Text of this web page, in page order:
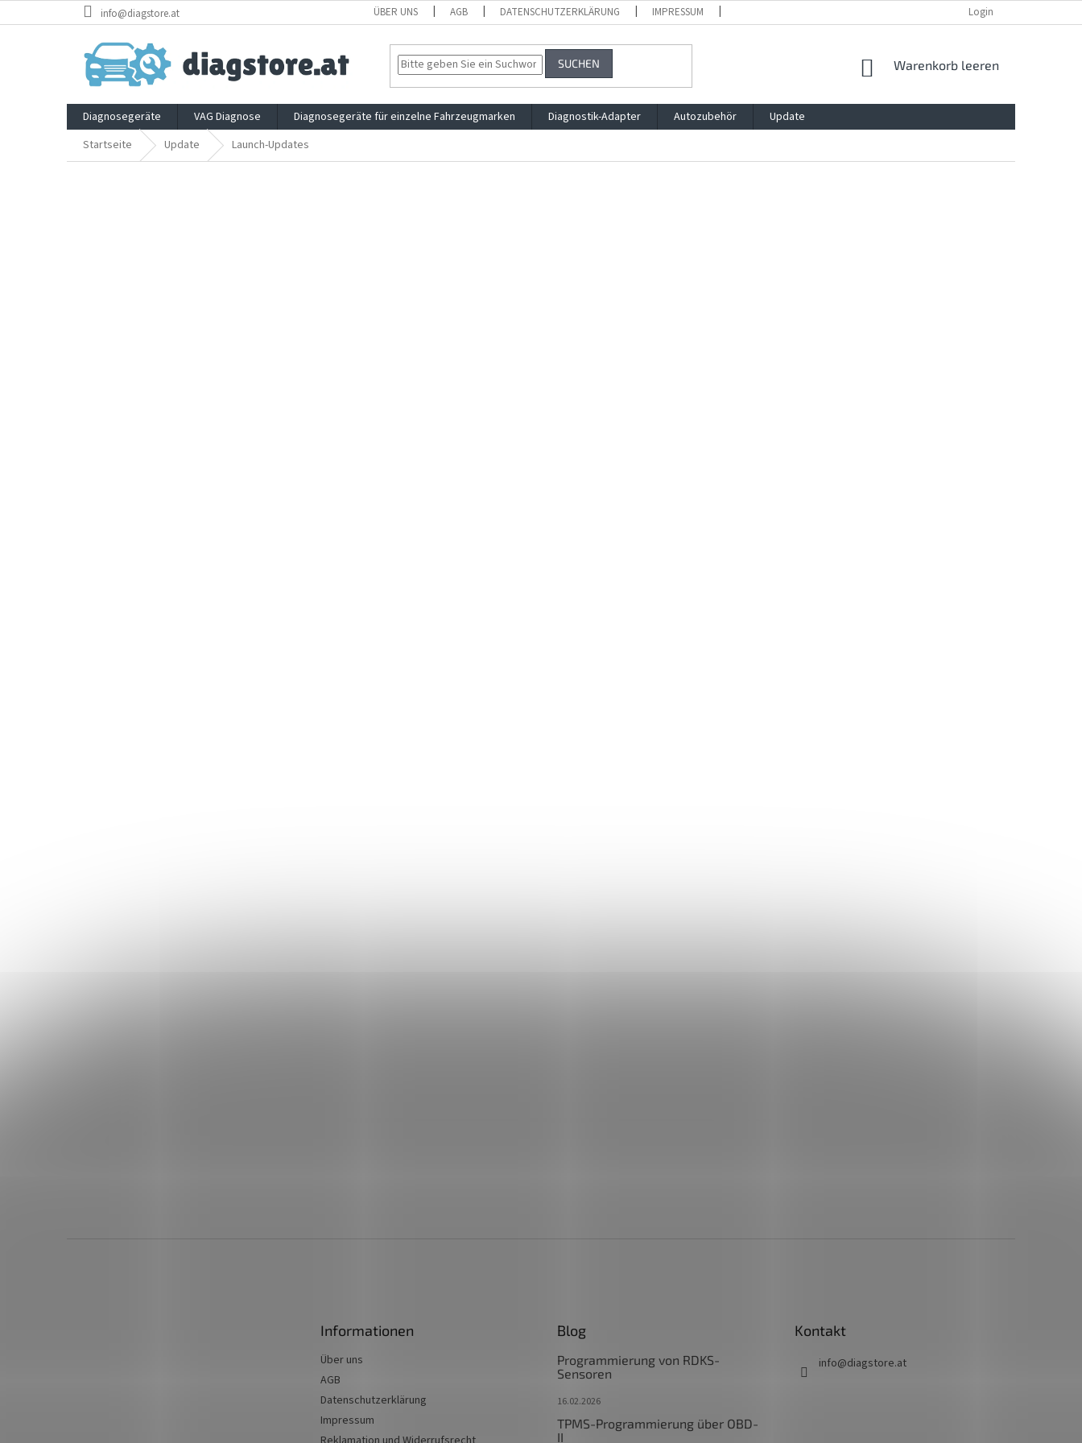
Inhalt
info@diagstore.at ÜBER UNS AGB DATENSCHUTZERKLÄRUNG IMPRESSUM Login
SUCHEN WARENKORB
Warenkorb leeren
Diagnosegeräte VAG Diagnose Diagnosegeräte für einzelne Fahrzeugmarken Diagnostik-Adapter Autozubehör
Update
Startseite
Update Launch-Updates
Informationen
Über uns
AGB
Datenschutzerklärung
Impressum
Blog
Programmierung von RDKS-
Sensoren
16.02.2026
TPMS-Programmierung über OBD-
II
Kontakt
info@diagstore.at